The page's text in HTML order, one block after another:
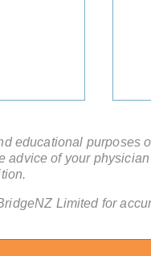
educational purposes
advice of your
Limited for